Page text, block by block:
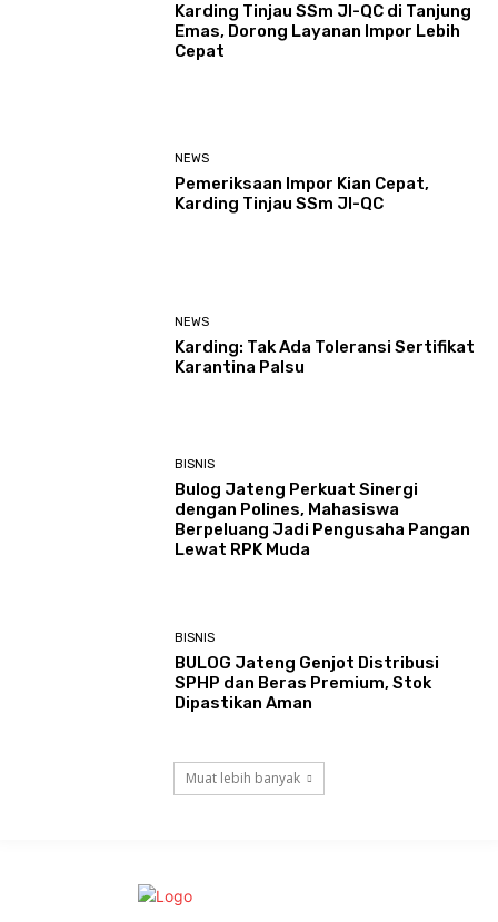
Karding Tinjau SSm JI-QC di Tanjung
Emas, Dorong Layanan Impor Lebih
Cepat
NEWS
Pemeriksaan Impor Kian Cepat,
Karding Tinjau SSm JI-QC
NEWS
Karding: Tak Ada Toleransi Sertifikat
Karantina Palsu
BISNIS
Bulog Jateng Perkuat Sinergi
dengan Polines, Mahasiswa
Berpeluang Jadi Pengusaha Pangan
Lewat RPK Muda
BISNIS
BULOG Jateng Genjot Distribusi
SPHP dan Beras Premium, Stok
Dipastikan Aman
Muat lebih banyak